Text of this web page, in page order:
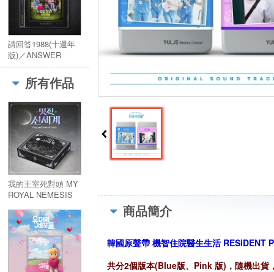
請回答1988(十週年
版)／ANSWER
PLEASE 1988
(10TH
ANNIVERSARY)
所有作品
我的王室死對頭 MY
ROYAL NEMESIS
(2CD)
商品簡介
韓國原聲帶 機智住院醫生生活 RESIDENT
共分2個版本(Blue版、Pink 版)，隨機出貨